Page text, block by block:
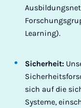
Learning).
Sicherheit:
sich auf die
Systeme,